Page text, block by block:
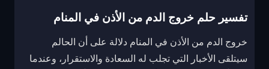
تفسير حلم خروج الدم من الأذن في المنام
خروج الدم من الأذن في المنام دلالة على أن الحالم
سيتلقى الأخبار التي تجلب له السعادة والاستقرار، وعندما